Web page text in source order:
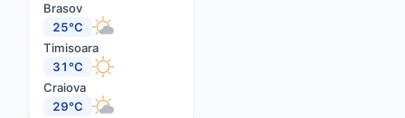
Brasov
25°C
Timisoara
31°C
Craiova
29°C